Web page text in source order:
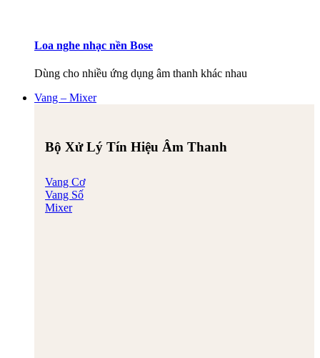
Loa nghe nhạc nền Bose
Dùng cho nhiều ứng dụng âm thanh khác nhau
Vang – Mixer
Bộ Xử Lý Tín Hiệu Âm Thanh
Vang Cơ
Vang Số
Mixer